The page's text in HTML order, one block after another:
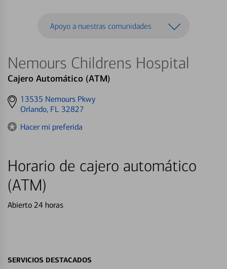
Apoyo a nuestras comunidades
Nemours Childrens Hospital
Cajero Automático (ATM)
Get
directions
13535 Nemours Pkwy
Orlando, FL 32827
Hacer mi preferida
Horario de cajero automático
(ATM)
Abierto 24 horas
SERVICIOS DESTACADOS